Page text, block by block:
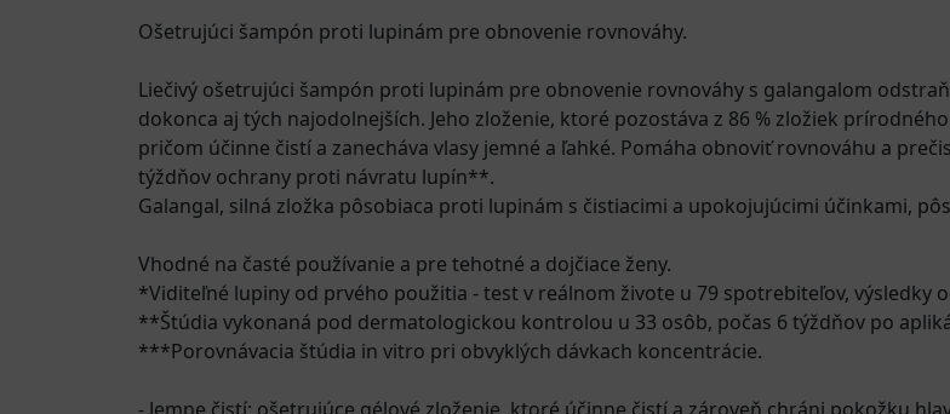
Ošetrujúci šampón proti lupinám pre obnovenie rovnováhy.
Liečivý ošetrujúci šampón proti lupinám pre obnovenie rovnováhy s galangalom
dokonca aj tých najodolnejších. Jeho zloženie, ktoré pozostáva z 86 % zložiek
pričom účinne čistí a zanecháva vlasy jemné a ľahké. Pomáha obnoviť rovnováhu a
týždňov ochrany proti návratu lupín**.
Galangal, silná zložka pôsobiaca proti lupinám s čistiacimi a upokojujúcimi účinkami,
Vhodné na časté používanie a pre tehotné a dojčiace ženy.
*Viditeľné lupiny od prvého použitia - test v reálnom živote u 79 spotrebiteľov, výsledky
**Štúdia vykonaná pod dermatologickou kontrolou u 33 osôb, počas 6 týždňov po
***Porovnávacia štúdia in vitro pri obvyklých dávkach koncentrácie.